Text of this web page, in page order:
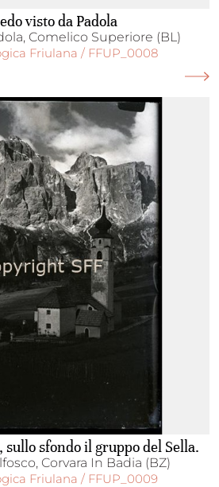
visto da Padola
Comelico Superiore (BL)
Friulana / FFUP_0008
sullo sfondo il gruppo del Sella.
Corvara In Badia (BZ)
Friulana / FFUP_0009